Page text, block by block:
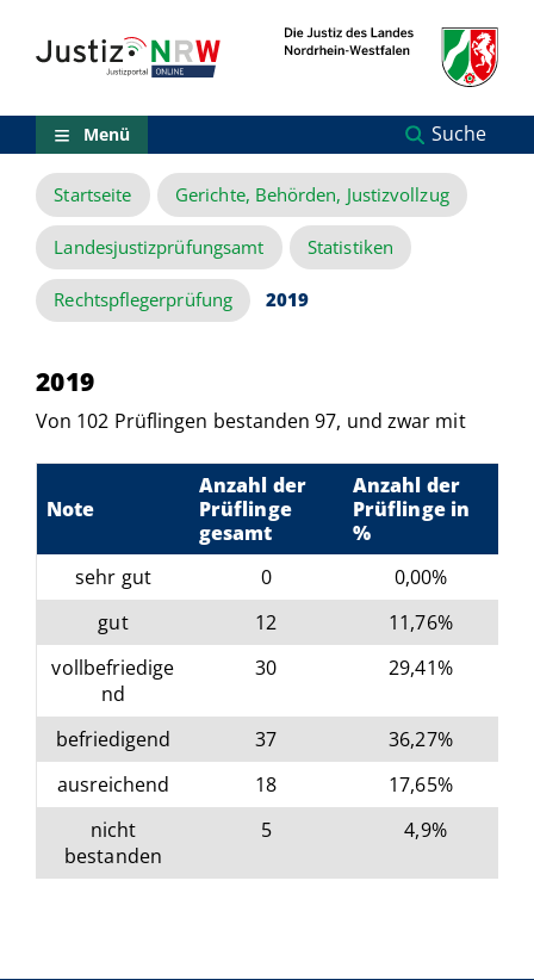
Inhalt
(Sprungmarken)
Menü
Zur
Suche
Zur
NRW-
Entscheidungssuche
Zur
Hauptnavigation
Zum
Zu
ausgewählten
Links
zu
Seiten
Menü Suche
Startseite Gerichte, Behörden, Justizvollzug
Landesjustizprüfungsamt Statistiken
Rechtspflegerprüfung 2019
2019
Von 102 Prüflingen bestanden 97, und zwar mit
Note
Anzahl der
Prüflinge
gesamt
Anzahl der
Prüflinge in
%
sehr gut
0
0,00%
gut
12
11,76%
vollbefriedige
nd
30 29,41%
befriedigend 37
36,27%
ausreichend
18
17,65%
nicht
bestanden
5 4,9%